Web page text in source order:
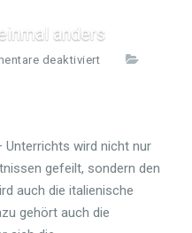
anders
deaktiviert
a
l
i
n
Unterrichts wird nicht nur
gefeilt, sondern den
auch die italienische
gehört auch die